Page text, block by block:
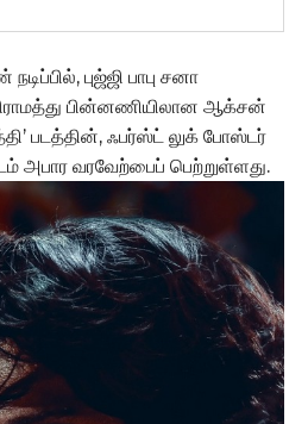
புஜ்ஜி பாபு சனா
பின்னணியிலான ஆக்சன்
படத்தின், ஃபர்ஸ்ட் லுக் போஸ்டர்
அபார வரவேற்பைப் பெற்றுள்ளது.